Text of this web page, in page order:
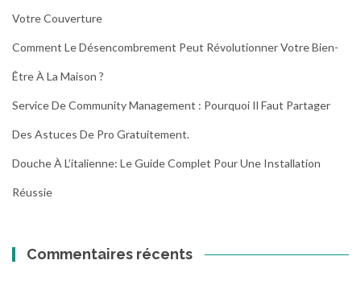
Votre Couverture
Comment Le Désencombrement Peut Révolutionner Votre Bien-
Être À La Maison ?
Service De Community Management : Pourquoi Il Faut Partager
Des Astuces De Pro Gratuitement.
Douche À L’italienne: Le Guide Complet Pour Une Installation
Réussie
Commentaires récents